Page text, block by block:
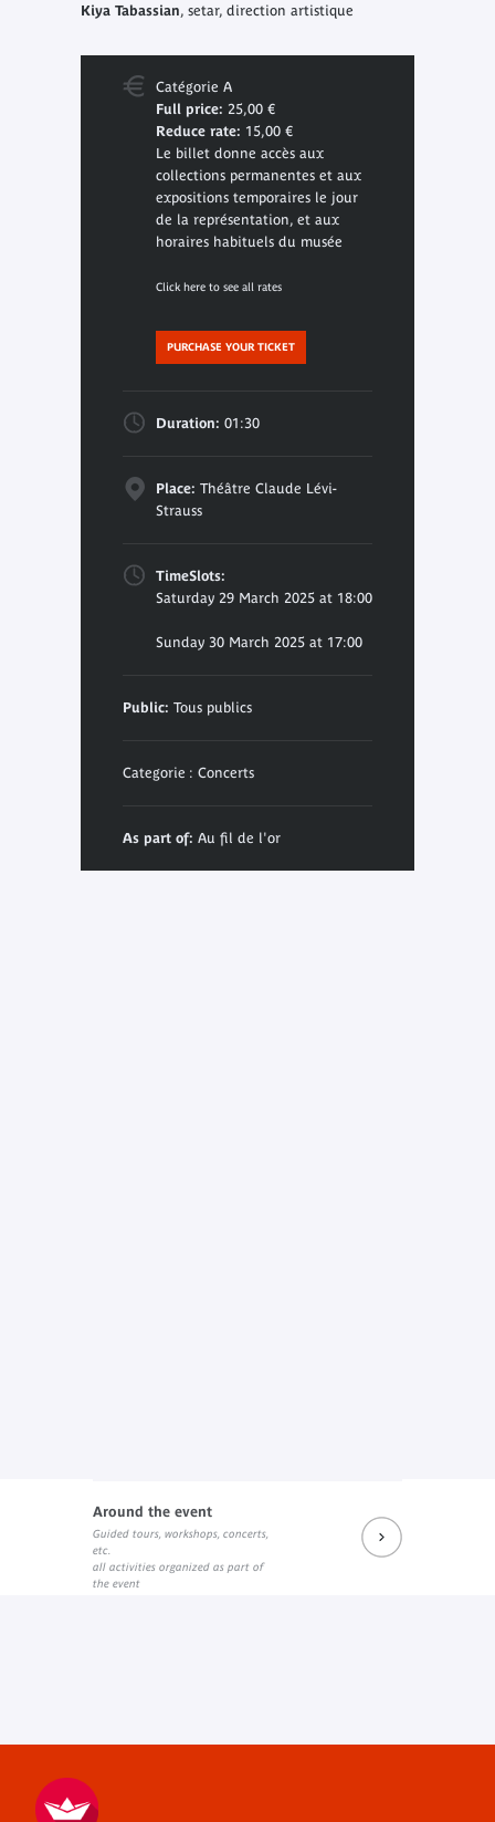
Kiya Tabassian, setar, direction artistique
Catégorie A
Full price: 25,00 €
Reduce rate: 15,00 €
Le billet donne accès aux
collections permanentes et aux
expositions temporaires le jour
de la représentation, et aux
horaires habituels du musée
Click here to see all rates
PURCHASE YOUR TICKET
Duration: 01:30
Place: Théâtre Claude Lévi-
Strauss
TimeSlots:
Saturday 29 March 2025 at 18:00
Sunday 30 March 2025 at 17:00
Public: Tous publics
Categorie : Concerts
As part of: Au fil de l'or
Around the event
Guided tours, workshops, concerts,
etc.
all activities organized as part of
the event